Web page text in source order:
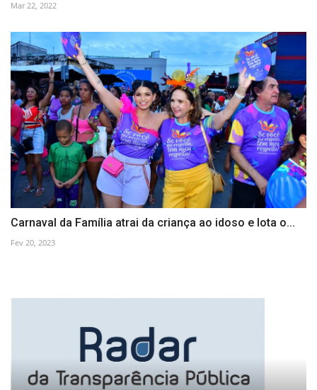
Mar 22, 2022
Carnaval da Família atrai da criança ao idoso e lota o...
Fev 20, 2023